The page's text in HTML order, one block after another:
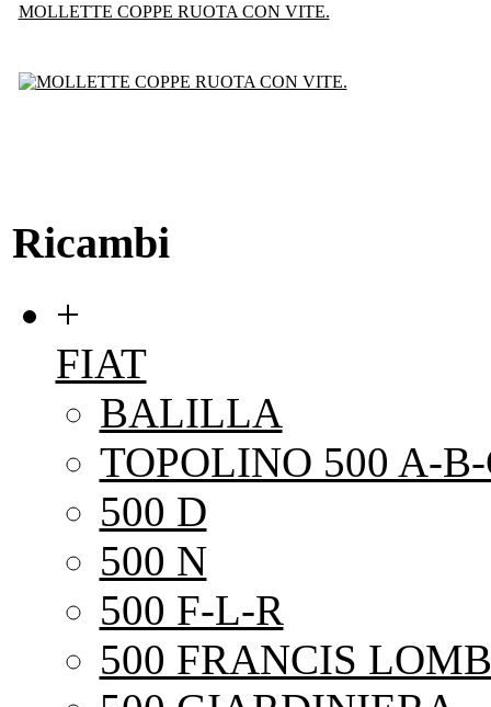
MOLLETTE COPPE RUOTA CON VITE.
Ricambi
+
FIAT
BALILLA
TOPOLINO 500 A-
500 D
500 N
500 F-L-R
500 FRANCIS